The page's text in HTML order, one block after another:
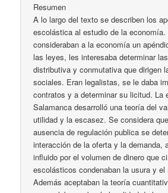
Resumen
A lo largo del texto se describen los
escolástica al estudio de la economía.
consideraban a la economía un
las leyes, les interesaba determinar
distributiva y conmutativa que dirigen
sociales. Eran legalistas, se le daba
contratos y a determinar su licitud. La
Salamanca desarrolló una teoría del
utilidad y la escasez. Se considera
ausencia de regulación publica se
interacción de la oferta y la demanda,
influido por el volumen de dinero que
escolásticos condenaban la usura y el
Además aceptaban la teoría